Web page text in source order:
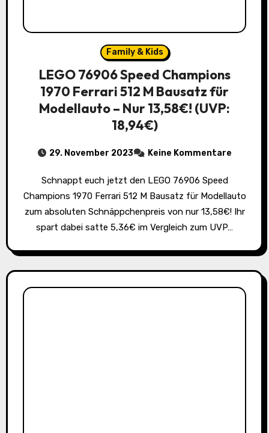
Family & Kids
LEGO 76906 Speed Champions
1970 Ferrari 512 M Bausatz für
Modellauto – Nur 13,58€! (UVP:
18,94€)
29. November 2023 Keine Kommentare
Schnappt euch jetzt den LEGO 76906 Speed
Champions 1970 Ferrari 512 M Bausatz für Modellauto
zum absoluten Schnäppchenpreis von nur 13,58€! Ihr
spart dabei satte 5,36€ im Vergleich zum UVP…